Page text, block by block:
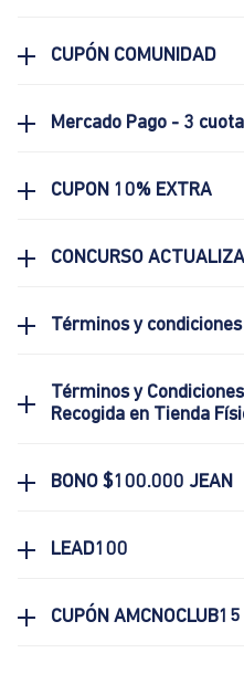
CUPÓN COMUNIDAD
Mercado Pago - 3
CUPON 10% EXTRA
CONCURSO
Términos y
Términos y
Recogida en Tienda
BONO $100.000 JEAN
LEAD100
CUPÓN AMCNOCLUB15